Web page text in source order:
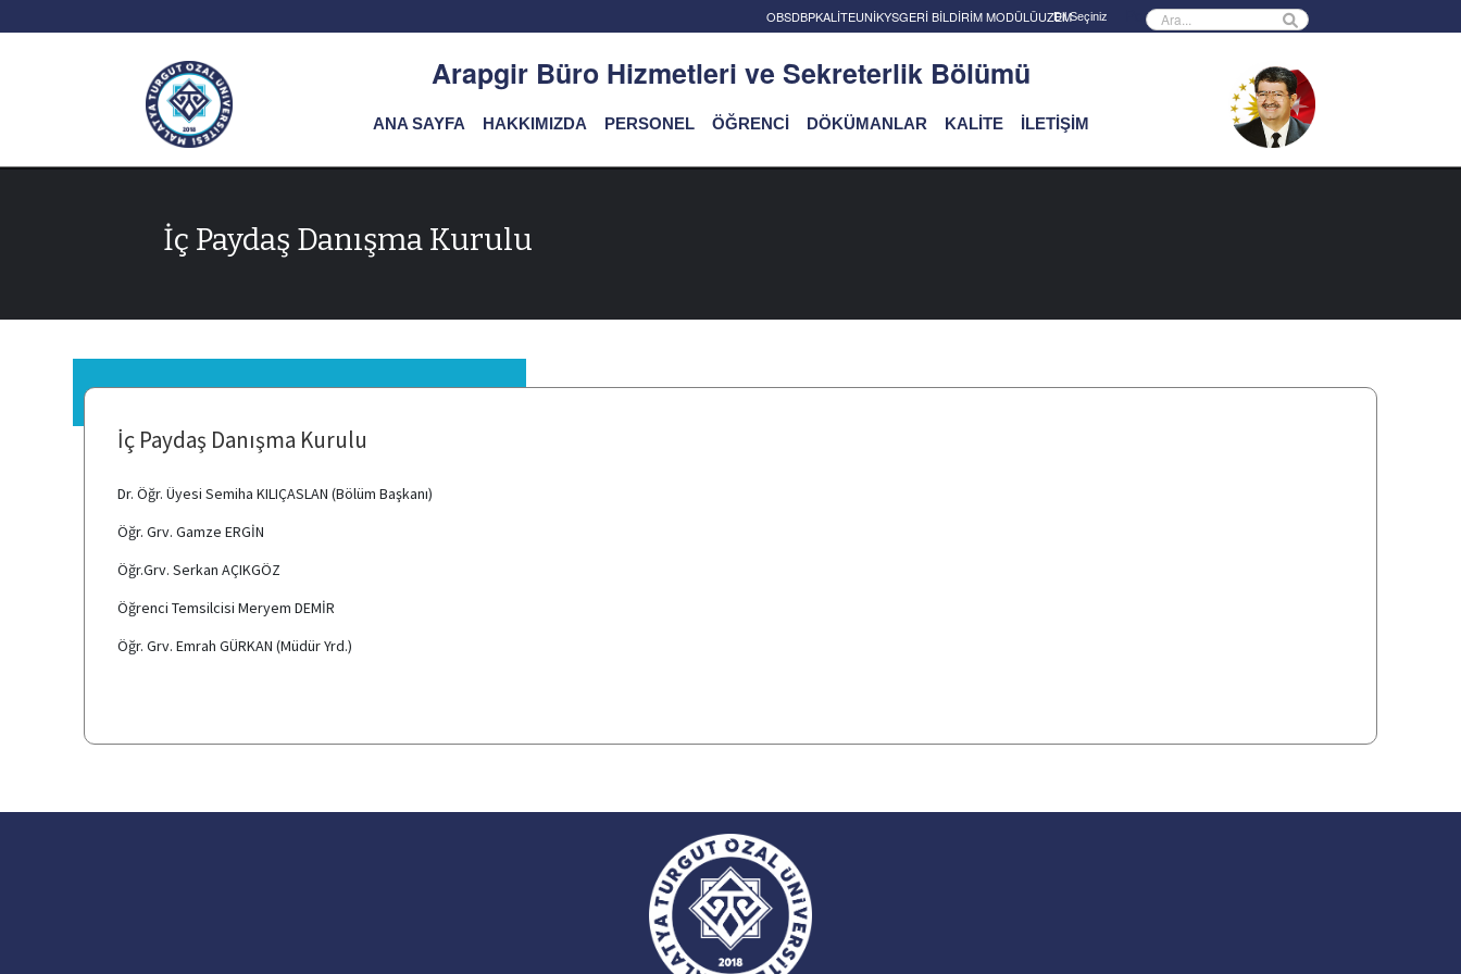
OBSDBPKALİTEUNİKYSGERİ BİLDİRİM MODÜLÜUZEM Powered by
Arapgir Büro Hizmetleri ve Sekreterlik Bölümü
ANA SAYFA HAKKIMIZDA PERSONEL ÖĞRENCİ DÖKÜMANLAR KALİTE İLETİŞİM
İç Paydaş Danışma Kurulu
İç Paydaş Danışma Kurulu
Dr. Öğr. Üyesi Semiha KILIÇASLAN (Bölüm Başkanı)
Öğr. Grv. Gamze ERGİN
Öğr.Grv. Serkan AÇIKGÖZ
Öğrenci Temsilcisi Meryem DEMİR
Öğr. Grv. Emrah GÜRKAN (Müdür Yrd.)